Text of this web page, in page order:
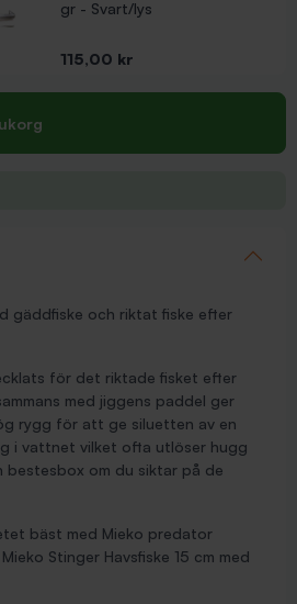
gr - Svart/lys
Pris
115,00 kr
gäddfiske och riktat fiske efter
för det riktade fisket efter
med jiggens paddel ger
rygg för att ge siluetten av en
i vattnet vilket ofta utlöser hugg
om du siktar på de
bäst med Mieko predator
Stinger Havsfiske 15 cm med